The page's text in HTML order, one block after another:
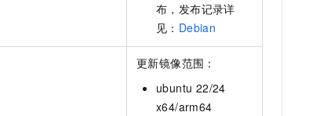
布，发布记录详
见： Debian
更新镜像范围：
ubuntu 22/24
x64/arm64